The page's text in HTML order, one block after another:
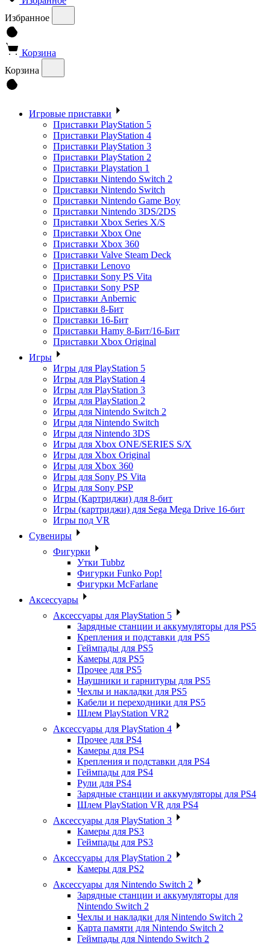
Избранное
Корзина
Корзина
Игровые приставки
Приставки PlayStation 5
Приставки PlayStation 4
Приставки PlayStation 3
Приставки PlayStation 2
Приставки Playstation 1
Приставки Nintendo Switch 2
Приставки Nintendo Switch
Приставки Nintendo Game Boy
Приставки Nintendo 3DS/2DS
Приставки Xbox Series X/S
Приставки Xbox One
Приставки Xbox 360
Приставки Valve Steam Deck
Приставки Lenovo
Приставки Sony PS Vita
Приставки Sony PSP
Приставки Anbernic
Приставки 8-Бит
Приставки 16-Бит
Приставки Hamy 8-Бит/16-Бит
Приставки Xbox Original
Игры
Игры для PlayStation 5
Игры для PlayStation 4
Игры для PlayStation 3
Игры для PlayStation 2
Игры для Nintendo Switch 2
Игры для Nintendo Switch
Игры для Nintendo 3DS
Игры для Xbox ONE/SERIES S/X
Игры для Xbox Original
Игры для Xbox 360
Игры для Sony PS Vita
Игры для Sony PSP
Игры (Картриджи) для 8-бит
Игры (картриджи) для Sega Mega Drive 16-бит
Игры под VR
Сувениры
Фигурки
Утки Tubbz
Фигурки Funko Pop!
Фигурки McFarlane
Аксессуары
Аксессуары для PlayStation 5
Зарядные станции и аккумуляторы для PS5
Крепления и подставки для PS5
Геймпады для PS5
Камеры для PS5
Прочее для PS5
Наушники и гарнитуры для PS5
Чехлы и накладки для PS5
Кабели и переходники для PS5
Шлем PlayStation VR2
Аксессуары для PlayStation 4
Прочее для PS4
Камеры для PS4
Крепления и подставки для PS4
Геймпады для PS4
Рули для PS4
Зарядные станции и аккумуляторы для PS4
Шлем PlayStation VR для PS4
Аксессуары для PlayStation 3
Камеры для PS3
Геймпады для PS3
Аксессуары для PlayStation 2
Камеры для PS2
Аксессуары для Nintendo Switch 2
Зарядные станции и аккумуляторы для
Nintendo Switch 2
Чехлы и накладки для Nintendo Switch 2
Карта памяти для Nintendo Switch 2
Геймпады для Nintendo Switch 2